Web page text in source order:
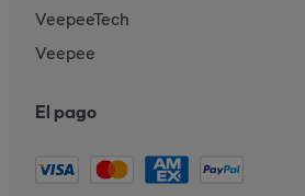
VeepeeTech
Veepee
El pago